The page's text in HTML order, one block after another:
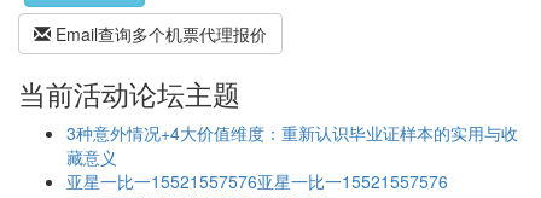
Email查询多个机票代理报价
当前活动论坛主题
3种意外情况+4大价值维度：重新认识毕业证样本的实用与收
藏意义
亚星一比一15521557576亚星一比一15521557576